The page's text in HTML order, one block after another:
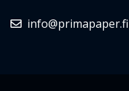
info@primapaper.fi